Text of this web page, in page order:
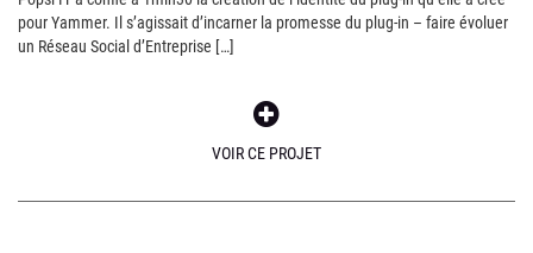
pour Yammer. Il s’agissait d’incarner la promesse du plug-in – faire évoluer
un Réseau Social d’Entreprise […]
VOIR CE PROJET